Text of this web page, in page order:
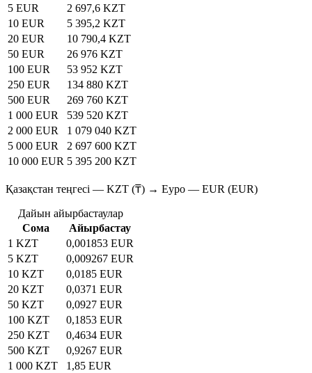
5 EUR
2 697,6 KZT
10 EUR
5 395,2 KZT
20 EUR
10 790,4 KZT
50 EUR
26 976 KZT
100 EUR
53 952 KZT
250 EUR
134 880 KZT
500 EUR
269 760 KZT
1 000 EUR
539 520 KZT
2 000 EUR
1 079 040 KZT
5 000 EUR
2 697 600 KZT
10 000 EUR 5 395 200 KZT
Қазақстан теңгесі — KZT (₸) → Еуро — EUR (EUR)
Дайын айырбастаулар
Сома
Айырбастау
1 KZT
0,001853 EUR
5 KZT
0,009267 EUR
10 KZT
0,0185 EUR
20 KZT
0,0371 EUR
50 KZT
0,0927 EUR
100 KZT
0,1853 EUR
250 KZT
0,4634 EUR
500 KZT
0,9267 EUR
1 000 KZT
1,85 EUR